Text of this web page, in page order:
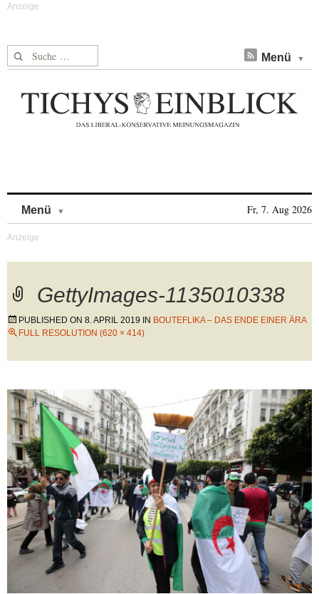
Suche nach: Menü
Menü Fr, 7. Aug 2026
GettyImages-1135010338
PUBLISHED ON 8. APRIL 2019 IN BOUTEFLIKA – DAS ENDE EINER ÄRA
FULL RESOLUTION (620 × 414)